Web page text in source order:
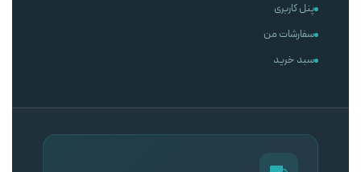
پنل کاربری
سفارشات من
سبد خرید